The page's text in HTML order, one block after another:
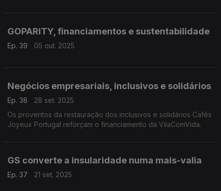
GOPARITY, financiamentos e sustentabilidade
Ep. 39 05 out. 2025
Negócios empresariais, inclusivos e solidários
Ep. 38
28 set. 2025
Os proventos da restauração dos inclusivos e solidários Cafés
Joyeux Portugal reforçam o financiamento da VilaComVida.
GS converte a insularidade numa mais-valia
Ep. 37 21 set. 2025